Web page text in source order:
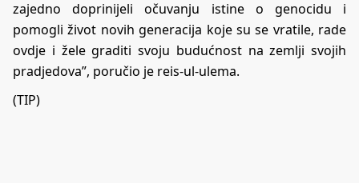
zajedno doprinijeli očuvanju istine o genocidu i
pomogli život novih generacija koje su se vratile, rade
ovdje i žele graditi svoju budućnost na zemlji svojih
pradjedova”, poručio je reis-ul-ulema.
(TIP)